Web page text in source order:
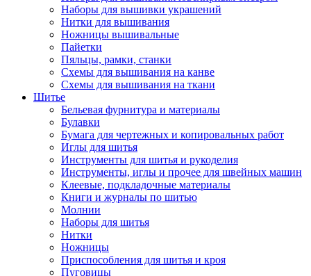
Наборы для вышивки украшений
Нитки для вышивания
Ножницы вышивальные
Пайетки
Пяльцы, рамки, станки
Схемы для вышивания на канве
Схемы для вышивания на ткани
Шитье
Бельевая фурнитура и материалы
Булавки
Бумага для чертежных и копировальных работ
Иглы для шитья
Инструменты для шитья и рукоделия
Инструменты, иглы и прочее для швейных машин
Клеевые, подкладочные материалы
Книги и журналы по шитью
Молнии
Наборы для шитья
Нитки
Ножницы
Приспособления для шитья и кроя
Пуговицы